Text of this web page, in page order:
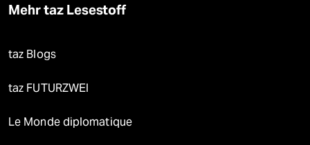
Mehr taz Lesestoff
taz Blogs
taz FUTURZWEI
Le Monde diplomatique